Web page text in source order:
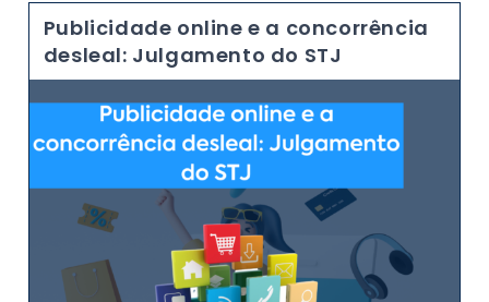
Publicidade online e a concorrência
desleal: Julgamento do STJ